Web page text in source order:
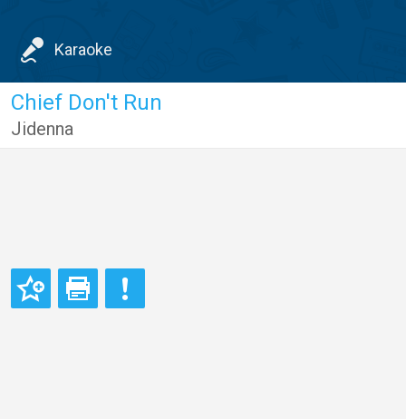
Karaoke
Chief Don't Run
Jidenna